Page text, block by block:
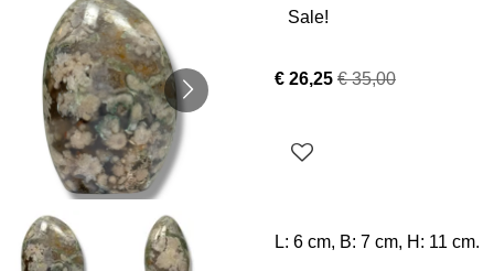
Sale!
€ 26,25 € 35,00
L: 6 cm, B: 7 cm, H: 11 cm.